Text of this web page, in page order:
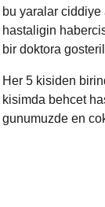
bu yaralar ciddiye
hastaligin
bir doktora
Her 5 kisiden
kisimda behcet
gunumuzde en